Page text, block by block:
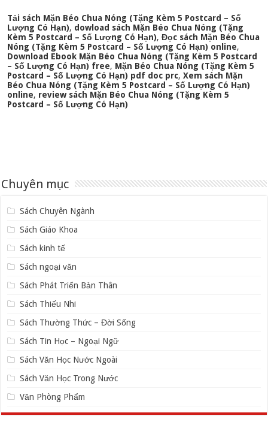
Tải sách Mặn Béo Chua Nóng (Tặng Kèm 5 Postcard – Số
Lượng Có Hạn), dowload sách Mặn Béo Chua Nóng (Tặng
Kèm 5 Postcard – Số Lượng Có Hạn),Đọc sách Mặn Béo Chua
Nóng (Tặng Kèm 5 Postcard – Số Lượng Có Hạn) online,
Download Ebook Mặn Béo Chua Nóng (Tặng Kèm 5 Postcard
– Số Lượng Có Hạn) free, Mặn Béo Chua Nóng (Tặng Kèm 5
Postcard – Số Lượng Có Hạn) pdf doc prc,Xem sách Mặn
Béo Chua Nóng (Tặng Kèm 5 Postcard – Số Lượng Có Hạn)
online, review sách Mặn Béo Chua Nóng (Tặng Kèm 5
Postcard – Số Lượng Có Hạn)
Chuyên mục
Sách Chuyên Ngành
Sách Giáo Khoa
Sách kinh tế
Sách ngoại văn
Sách Phát Triển Bản Thân
Sách Thiếu Nhi
Sách Thường Thức – Đời Sống
Sách Tin Học – Ngoại Ngữ
Sách Văn Học Nước Ngoài
Sách Văn Học Trong Nước
Văn Phòng Phẩm